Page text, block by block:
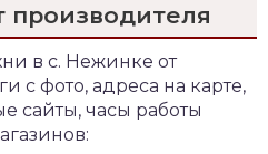
производителя
в с. Нежинке от
с фото, адреса на карте,
сайты, часы работы